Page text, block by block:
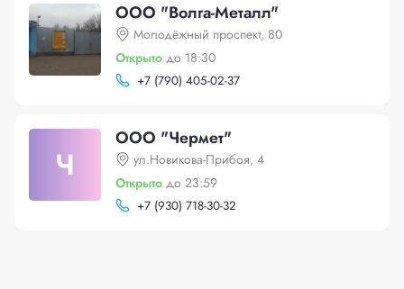
ООО "Волга-Металл"
Молодёжный проспект, 80
Открыто до 18:30
+7 (790) 405-02-37
Ч
ООО "Чермет"
ул.Новикова-Прибоя, 4
Открыто до 23:59
+7 (930) 718-30-32